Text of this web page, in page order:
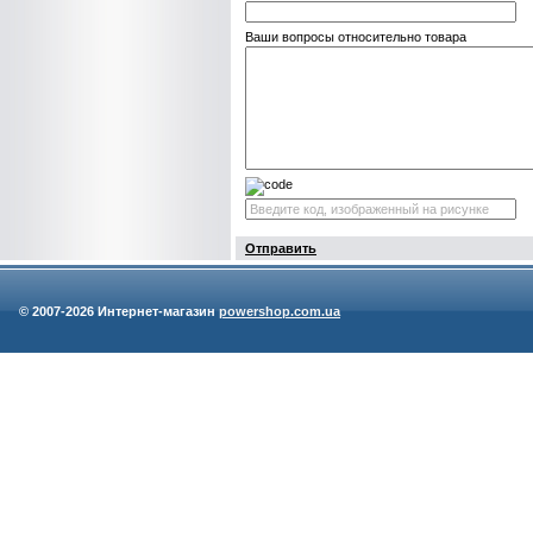
Ваши вопросы относительно товара
Отправить
© 2007-2026 Интернет-магазин powershop.com.ua